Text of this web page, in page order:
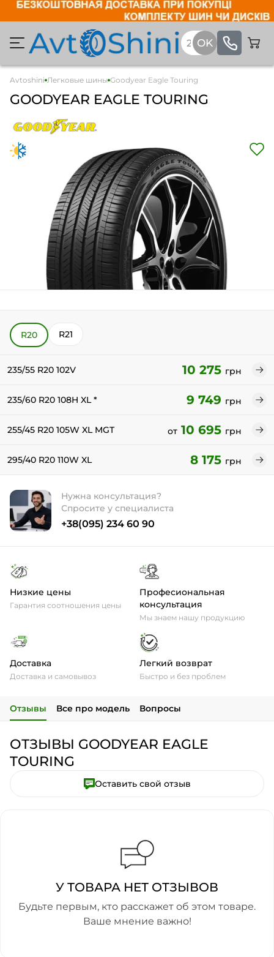
Avtoshini Легковые шины Goodyear Eagle Touring
GOODYEAR EAGLE TOURING
R20 R21
235/55 R20 102V 10 275 грн
235/60 R20 108H XL * 9 749 грн
255/45 R20 105W XL MGT от 10 695 грн
295/40 R20 110W XL 8 175 грн
Нужна консультация?
Спросите у специалиста
+38(095) 234 60 90
Низкие цены
Гарантия соотношения цены
Професиональная
консультация
Мы знаем нашу продукцию
Доставка
Доставка и самовывоз
Легкий возврат
Быстро и без проблем
Отзывы Все про модель Вопросы
ОТЗЫВЫ GOODYEAR EAGLE
TOURING
Оставить свой отзыв
У ТОВАРА НЕТ ОТЗЫВОВ
Будьте первым, кто расскажет об этом товаре.
Ваше мнение важно!